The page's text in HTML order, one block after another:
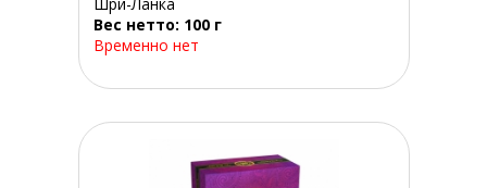
Шри-Ланка
Вес нетто: 100 г
Временно нет